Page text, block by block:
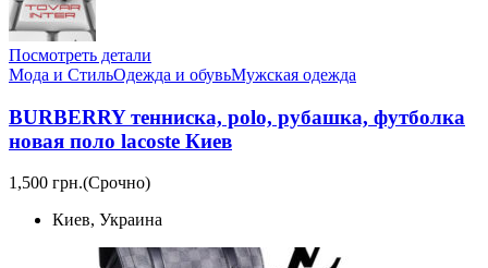
Посмотреть детали
Мода и СтильОдежда и обувьМужская одежда
BURBERRY тенниска, polo, рубашка, футболка
новая поло lacoste Киев
1,500 грн.(Срочно)
Киев, Украина